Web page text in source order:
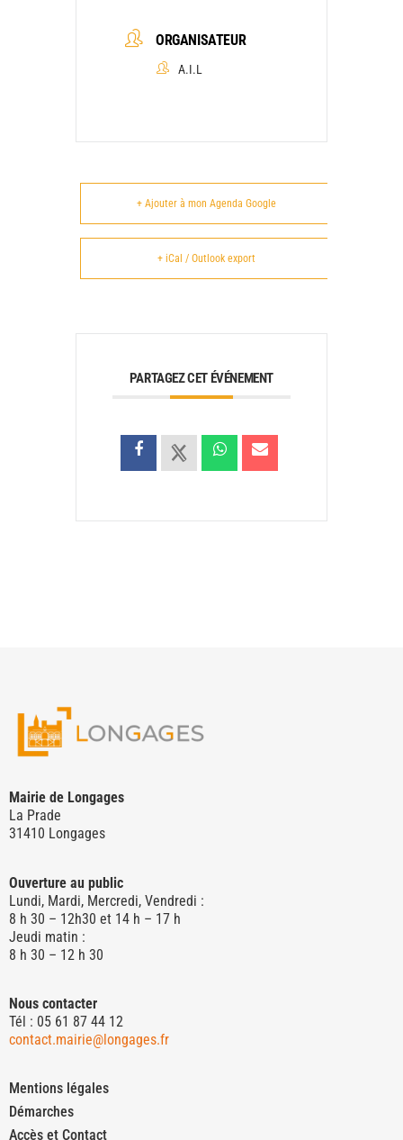
ORGANISATEUR
A.I.L
+ Ajouter à mon Agenda Google
+ iCal / Outlook export
PARTAGEZ CET ÉVÉNEMENT
Mairie de Longages
La Prade
31410 Longages
Ouverture au public
Lundi, Mardi, Mercredi, Vendredi :
8 h 30 – 12h30 et 14 h – 17 h
Jeudi matin :
8 h 30 – 12 h 30
Nous contacter
Tél : 05 61 87 44 12
contact.mairie@longages.fr
Mentions légales
Démarches
Accès et Contact